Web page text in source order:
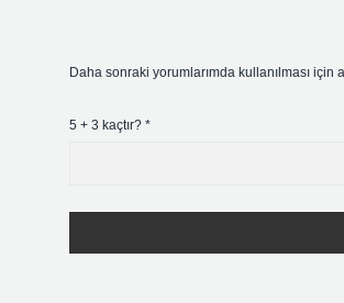
Daha sonraki yorumlarımda kullanılması
5 + 3 kaçtır? *